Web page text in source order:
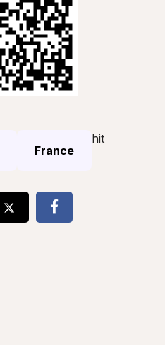
France
hit